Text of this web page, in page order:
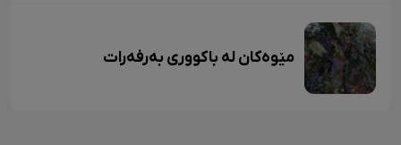
مێوەکان لە باکووری بەرفەرات